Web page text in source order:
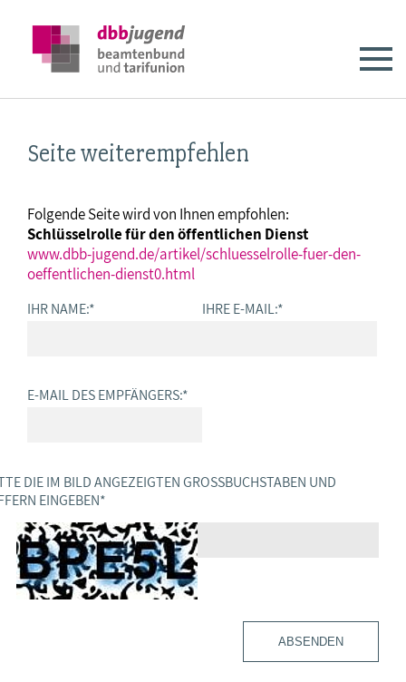
Seite weiterempfehlen
Folgende Seite wird von Ihnen empfohlen:
Schlüsselrolle für den öffentlichen Dienst
www.dbb-jugend.de/artikel/schluesselrolle-fuer-den-
oeffentlichen-dienst0.html
IHR NAME:* IHRE E-MAIL:*
E-MAIL DES EMPFÄNGERS:*
DIE IM BILD ANGEZEIGTEN GROSSBUCHSTABEN UND Z
EINGEBEN *
ABSENDEN